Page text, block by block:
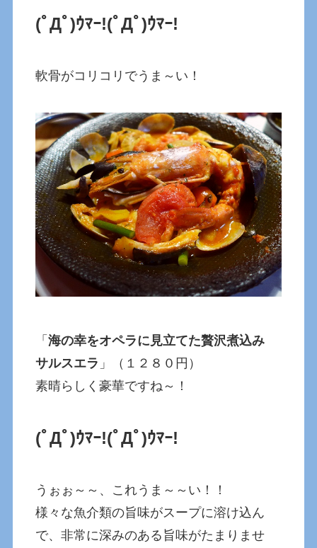
(ﾟДﾟ)ｳﾏｰ!(ﾟДﾟ)ｳﾏｰ!
軟骨がコリコリでうま～い！
「海の幸をオペラに見立てた贅沢煮込み
サルスエラ 」（１２８０円）
素晴らしく豪華ですね～！
(ﾟДﾟ)ｳﾏｰ!(ﾟДﾟ)ｳﾏｰ!
うぉぉ～～、これうま～～い！！
様々な魚介類の旨味がスープに溶け込ん
で、非常に深みのある旨味がたまりませ